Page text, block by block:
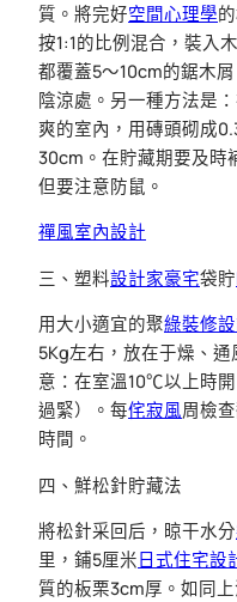
質。將完好空間心理學
按1:1的比例混合，裝入
都覆蓋5～10cm的鋸木
陰涼處。另一種方法是
爽的室內，用磚頭砌成
30cm。在貯藏期要及時
但要注意防鼠。
禪風室內設計
三、塑料設計家豪宅袋貯
用大小適宜的聚綠裝修
5Kg左右，放在于燥、
意：在室溫10℃以上時
過緊）。每侘寂風周檢
時間。
四、鮮松針貯藏法
將松針采回后，晾干水分
里，鋪5厘米 日式住宅設
質的板栗3cm厚。如同